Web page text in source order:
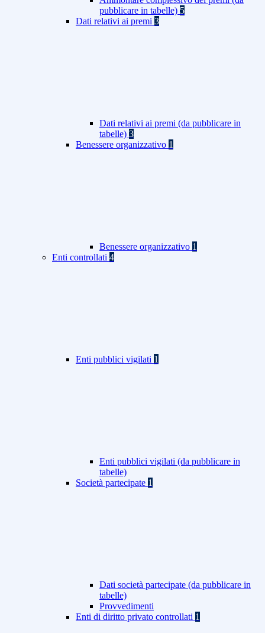
pubblicare in tabelle) 5
Dati relativi ai premi 3
Dati relativi ai premi (da pubblicare in
tabelle) 3
Benessere organizzativo 1
Benessere organizzativo 1
Enti controllati 4
Enti pubblici vigilati 1
Enti pubblici vigilati (da pubblicare in
tabelle)
Società partecipate 1
Dati società partecipate (da pubblicare in
tabelle)
Provvedimenti
Enti di diritto privato controllati 1